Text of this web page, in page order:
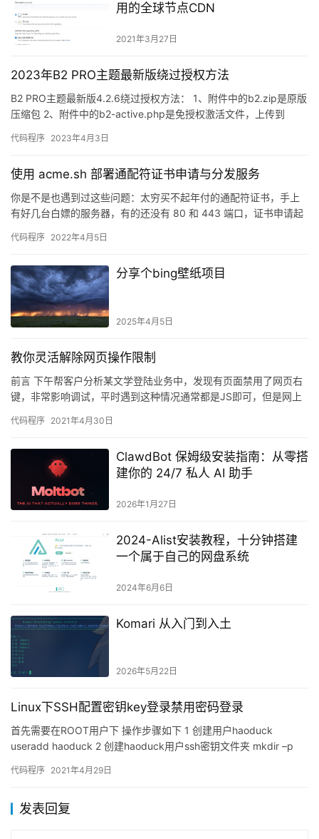
用的全球节点CDN
2021年3月27日
2023年B2 PRO主题最新版绕过授权方法
B2 PRO主题最新版4.2.6绕过授权方法： 1、附件中的b2.zip是原版
压缩包 2、附件中的b2-active.php是免授权激活文件，上传到
代码程序 2023年4月3日
使用 acme.sh 部署通配符证书申请与分发服务
你是不是也遇到过这些问题：太穷买不起年付的通配符证书，手上
有好几台白嫖的服务器，有的还没有 80 和 443 端口，证书申请起
代码程序 2022年4月5日
分享个bing壁纸项目
2025年4月5日
教你灵活解除网页操作限制
前言 下午帮客户分析某文学登陆业务中，发现有页面禁用了网页右
键，非常影响调试，平时遇到这种情况通常都是JS即可，但是网上
代码程序 2021年4月30日
ClawdBot 保姆级安装指南：从零搭
建你的 24/7 私人 AI 助手
2026年1月27日
2024-Alist安装教程，十分钟搭建
一个属于自己的网盘系统
2024年6月6日
Komari 从入门到入土
2026年5月22日
Linux下SSH配置密钥key登录禁用密码登录
首先需要在ROOT用户下 操作步骤如下 1 创建用户haoduck
useradd haoduck 2 创建haoduck用户ssh密钥文件夹 mkdir –p
代码程序 2021年4月29日
发表回复